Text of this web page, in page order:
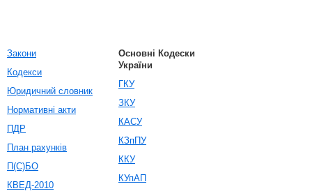
Закони
Кодекси
Юридичний словник
Нормативні акти
ПДР
План рахунків
П(С)БО
КВЕД-2010
Основні Кодески
України
ГКУ
ЗКУ
КАСУ
КЗпПУ
ККУ
КУпАП